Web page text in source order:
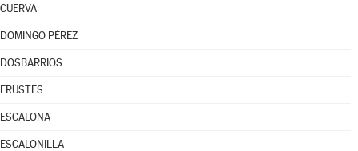
CUERVA
DOMINGO PÉREZ
DOSBARRIOS
ERUSTES
ESCALONA
ESCALONILLA